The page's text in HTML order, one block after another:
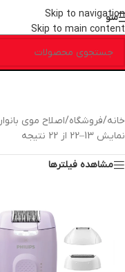
Skip to navigation
Skip to main content
منو
خانه/فروشگاه/اصلاح موی
نمایش 13–22 از 22 نتیجه
مشاهده فیلترها